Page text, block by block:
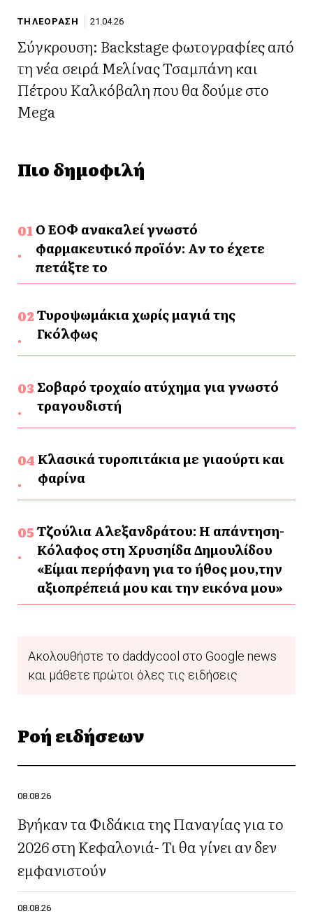
ΤΗΛΕΟΡΑΣΗ 21.04.26
Σύγκρουση: Backstage φωτογραφίες από
τη νέα σειρά Μελίνας Τσαμπάνη και
Πέτρου Καλκόβαλη που θα δούμε στο
Mega
Πιο δημοφιλή
Ο ΕΟΦ ανακαλεί γνωστό
φαρμακευτικό προϊόν: Αν το έχετε
πετάξτε το
Τυροψωμάκια χωρίς μαγιά της
Γκόλφως
Σοβαρό τροχαίο ατύχημα για γνωστό
τραγουδιστή
Κλασικά τυροπιτάκια με γιαούρτι και
φαρίνα
Τζούλια Αλεξανδράτου: Η απάντηση-
Κόλαφος στη Χρυσηίδα Δημουλίδου
«Είμαι περήφανη για το ήθος μου,την
αξιοπρέπειά μου και την εικόνα μου»
Ακολουθήστε το daddycool στο Google news
και μάθετε πρώτοι όλες τις ειδήσεις
Ροή ειδήσεων
08.08.26
Βγήκαν τα Φιδάκια της Παναγίας για το
2026 στη Κεφαλονιά- Τι θα γίνει αν δεν
εμφανιστούν
08.08.26